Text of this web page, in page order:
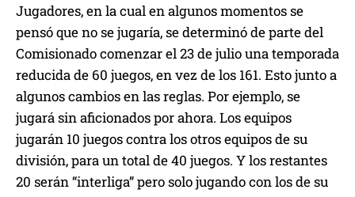
Jugadores, en la cual en algunos momentos se
pensó que no se jugaría, se determinó de parte del
Comisionado comenzar el 23 de julio una temporada
reducida de 60 juegos, en vez de los 161. Esto junto a
algunos cambios en las reglas. Por ejemplo, se
jugará sin aficionados por ahora. Los equipos
jugarán 10 juegos contra los otros equipos de su
división, para un total de 40 juegos. Y los restantes
20 serán “interliga” pero solo jugando con los de su